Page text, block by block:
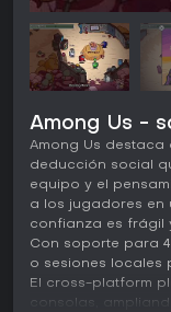
Among Us -
Among Us destaca
deducción social
equipo y el
a los jugadores en
confianza es frágil
Con soporte para
o sesiones locales
El cross-platform
consolas,